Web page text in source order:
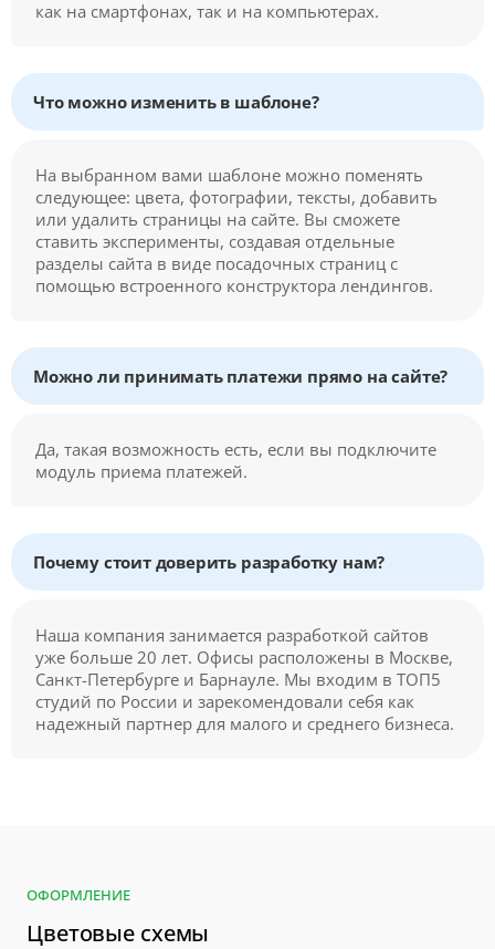
как на смартфонах, так и на компьютерах.
Что можно изменить в шаблоне?
На выбранном вами шаблоне можно поменять
следующее: цвета, фотографии, тексты, добавить
или удалить страницы на сайте. Вы сможете
ставить эксперименты, создавая отдельные
разделы сайта в виде посадочных страниц с
помощью встроенного конструктора лендингов.
Можно ли принимать платежи прямо на сайте?
Да, такая возможность есть, если вы подключите
модуль приема платежей.
Почему стоит доверить разработку нам?
Наша компания занимается разработкой сайтов
уже больше 20 лет. Офисы расположены в Москве,
Санкт-Петербурге и Барнауле. Мы входим в ТОП5
студий по России и зарекомендовали себя как
надежный партнер для малого и среднего бизнеса.
ОФОРМЛЕНИЕ
Цветовые схемы